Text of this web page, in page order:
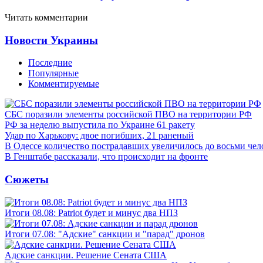
Читать комментарии
Новости Украины
Последние
Популярные
Комментируемые
СБС поразили элементы российской ПВО на территории РФ
РФ за неделю выпустила по Украине 61 ракету
Удар по Харькову: двое погибших, 21 раненый
В Одессе количество пострадавших увеличилось до восьми
В Генштабе рассказали, что происходит на фронте
Сюжеты
Итоги 08.08: Patriot будет и минус два НПЗ
Итоги 07.08: "Адские" санкции и "парад" дронов
Адские санкции. Решение Сената США